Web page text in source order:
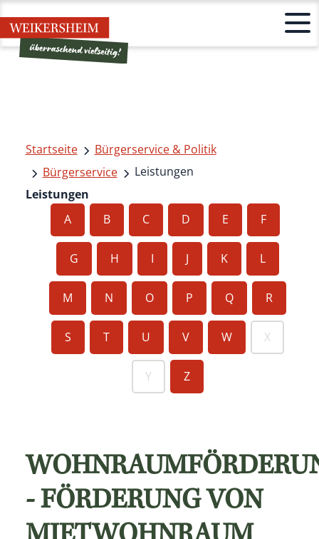
Startseite
Bürgerservice & Politik
Bürgerservice
Leistungen
Leistungen
A
B C D E F
G H I J K L
M N O P Q R
S T U V W X
Y Z
- FÖRDERUNG VON